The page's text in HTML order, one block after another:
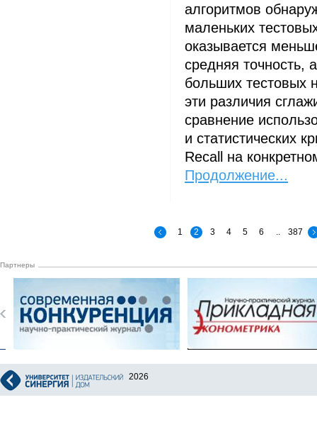
алгоритмов
маленьких
оказывается
средняя точность,
больших тестовых
эти различия
сравнение
и статистических
Recall на
Продолжение...
1 2 3 4 5 6 387
Партнеры
2026